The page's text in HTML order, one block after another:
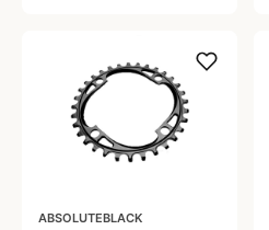
ABSOLUTEBLACK